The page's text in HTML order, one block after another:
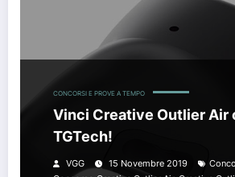
CONCORSI E PROVE A TEMPO
Vinci Creative Outlier Air
TGTech!
VGG 15 Novembre 2019